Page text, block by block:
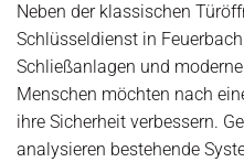
Neben der klassischen
Schlüsseldienst in
Schließanlagen und
Menschen möchten nach
ihre Sicherheit verbessern.
analysieren bestehende